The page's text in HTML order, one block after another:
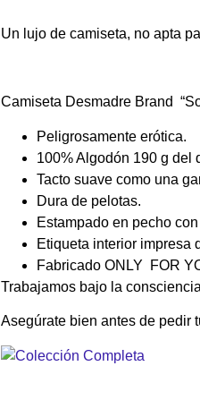
Un lujo de camiseta, no apta
Camiseta Desmadre Brand
Peligrosamente erótica.
100% Algodón 190 g del
Tacto suave como una
Dura de pelotas.
Estampado en pecho
Etiqueta interior impresa
Fabricado ONLY FOR
Trabajamos bajo la
Asegúrate bien antes de pedir